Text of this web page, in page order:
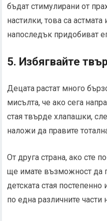
бъдат стимулирани от
настилки, това са астмата
напоследък придобиват
5. Избягвайте
Децата растат много
мисълта, че ако сега
стая твърде хлапашки,
наложи да правите
От друга страна, ако сте
ще имате възможност да
детската стая
по една различните